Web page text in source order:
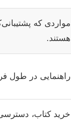
مواردی که
هستند.
راهنمایی در طول
خرید کتاب،